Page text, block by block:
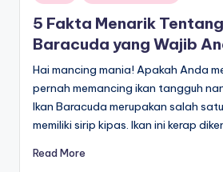
in
5 Fakta Menarik
Baracuda yang Wajib
Hai mancing mania! Apakah Anda
pernah memancing ikan tangguh
Ikan Baracuda merupakan salah
memiliki sirip kipas. Ikan ini kerap
Read More